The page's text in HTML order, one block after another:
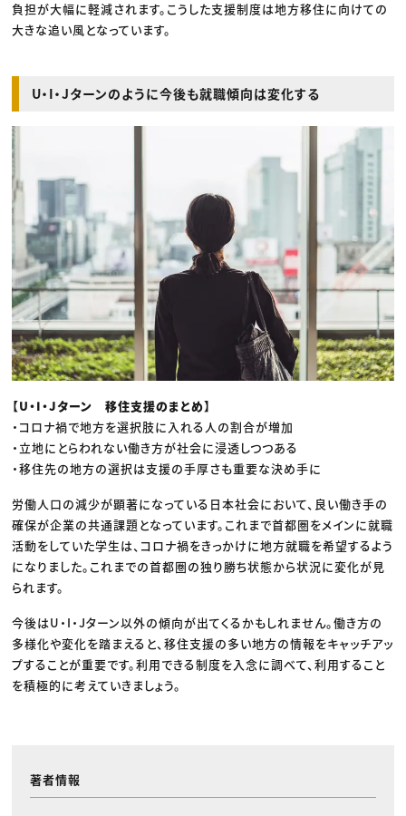
負担が大幅に軽減されます。こうした支援制度は地方移住に向けての
大きな追い風となっています。
U・I・Jターンのように今後も就職傾向は変化する
【U・I・Jターン 移住支援のまとめ】
・コロナ禍で地方を選択肢に入れる人の割合が増加
・立地にとらわれない働き方が社会に浸透しつつある
・移住先の地方の選択は支援の手厚さも重要な決め手に
労働人口の減少が顕著になっている日本社会において、良い働き手の
確保が企業の共通課題となっています。これまで首都圏をメインに就職
活動をしていた学生は、コロナ禍をきっかけに地方就職を希望するよう
になりました。これまでの首都圏の独り勝ち状態から状況に変化が見
られます。
今後はU・I・Jターン以外の傾向が出てくるかもしれません。働き方の
多様化や変化を踏まえると、移住支援の多い地方の情報をキャッチアッ
プすることが重要です。利用できる制度を入念に調べて、利用すること
を積極的に考えていきましょう。
著者情報